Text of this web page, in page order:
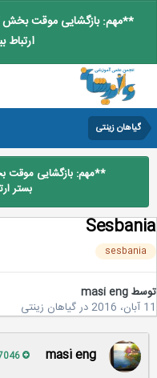
**مهم: بازگشایی موقت بخش
ارتباط
گیاهان زینتی
**مهم: بازگشایی موقت
بستر
masi eng
درگیاهان زینتی
masi eng